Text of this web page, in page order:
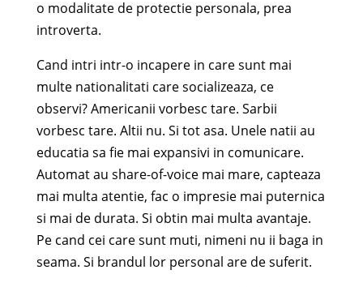
o modalitate de protectie personala, prea
introverta.
Cand intri intr-o incapere in care sunt mai
multe nationalitati care socializeaza, ce
observi? Americanii vorbesc tare. Sarbii
vorbesc tare. Altii nu. Si tot asa. Unele natii au
educatia sa fie mai expansivi in comunicare.
Automat au share-of-voice mai mare, capteaza
mai multa atentie, fac o impresie mai puternica
si mai de durata. Si obtin mai multa avantaje.
Pe cand cei care sunt muti, nimeni nu ii baga in
seama. Si brandul lor personal are de suferit.